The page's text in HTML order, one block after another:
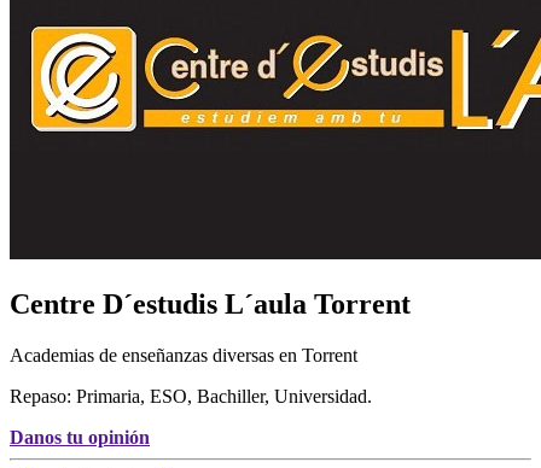
Centre D´estudis L´aula Torrent
Academias de enseñanzas diversas en Torrent
Repaso: Primaria, ESO, Bachiller, Universidad.
Danos tu opinión